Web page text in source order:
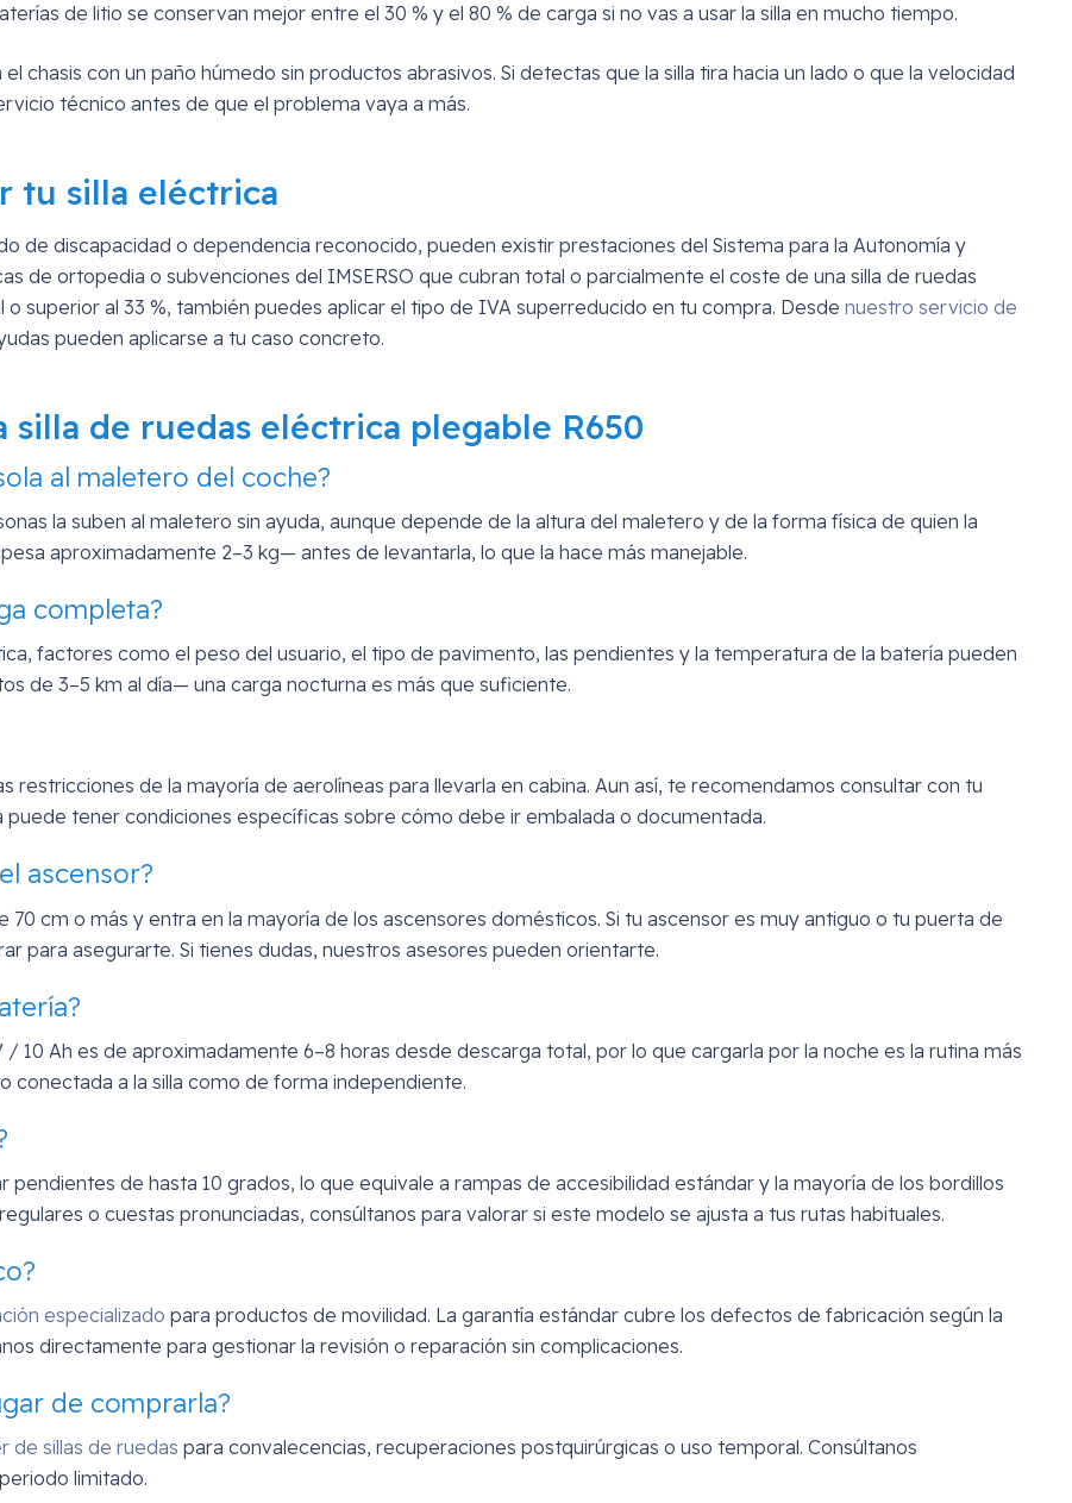
de litio se conservan mejor entre el 30 % y el 80 % de carga si no vas a usar la silla en mucho tiempo.
chasis con un paño húmedo sin productos abrasivos. Si detectas que la silla tira hacia un lado o que la velocidad
técnico antes de que el problema vaya a más.
tu silla eléctrica
de discapacidad o dependencia reconocido, pueden existir prestaciones del Sistema para la Autonomía y
de ortopedia o subvenciones del IMSERSO que cubran total o parcialmente el coste de una silla de ruedas
superior al 33 %, también puedes aplicar el tipo de IVA superreducido en tu compra. Desde nuestro servicio de
pueden aplicarse a tu caso concreto.
de ruedas eléctrica plegable R650
al maletero del coche?
la suben al maletero sin ayuda, aunque depende de la altura del maletero y de la forma física de quien la
aproximadamente 2–3 kg— antes de levantarla, lo que la hace más manejable.
completa?
factores como el peso del usuario, el tipo de pavimento, las pendientes y la temperatura de la batería pueden
de 3–5 km al día— una carga nocturna es más que suficiente.
restricciones de la mayoría de aerolíneas para llevarla en cabina. Aun así, te recomendamos consultar con tu
tener condiciones específicas sobre cómo debe ir embalada o documentada.
ascensor?
70 cm o más y entra en la mayoría de los ascensores domésticos. Si tu ascensor es muy antiguo o tu puerta de
para asegurarte. Si tienes dudas, nuestros asesores pueden orientarte.
10 Ah es de aproximadamente 6–8 horas desde descarga total, por lo que cargarla por la noche es la rutina más
conectada a la silla como de forma independiente.
de hasta 10 grados, lo que equivale a rampas de accesibilidad estándar y la mayoría de los bordillos
o cuestas pronunciadas, consúltanos para valorar si este modelo se ajusta a tus rutas habituales.
especializado para productos de movilidad. La garantía estándar cubre los defectos de fabricación según la
directamente para gestionar la revisión o reparación sin complicaciones.
de comprarla?
de sillas de ruedas para convalecencias, recuperaciones postquirúrgicas o uso temporal. Consúltanos
limitado.